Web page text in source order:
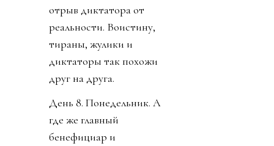
отрыв диктатора от
реальности. Воистину,
тираны, жулики и
диктаторы так похожи
друг на друга.
День 8. Понедельник. А
где же главный
бенефициар и